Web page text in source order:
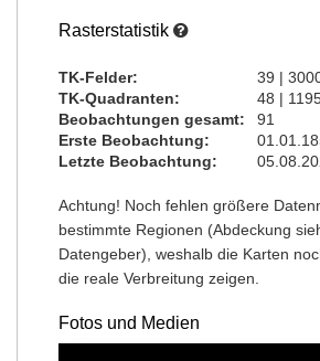
Rasterstatistik
TK-Felder:
39 |
TK-Quadranten:
48 |
Beobachtungen gesamt:
91
Erste Beobachtung:
Letzte Beobachtung:
Achtung! Noch fehlen größere
bestimmte Regionen (Abdeckung
Datengeber), weshalb die Karten
die reale Verbreitung zeigen.
Fotos und Medien